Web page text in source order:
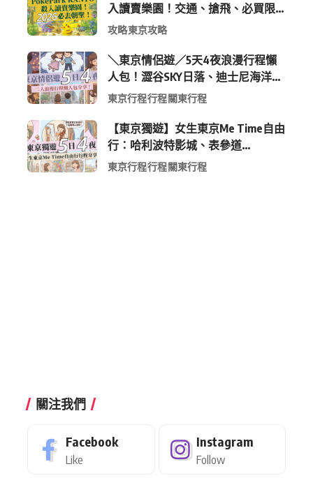
入讀賣樂園！交通、搶飛、必買限
定周邊全攻略
攻略東京攻略
＼東京情侶遊／5天4夜浪漫行程懶
人包！澀谷SKY日落、迪士尼海洋、
中目黑高質感咖啡廳全收錄
東京行程行程關東行程
【東京獨遊】女生東京Me Time自由
行：哈利波特影城、表參道
Shopping 與下北澤尋寶5日4夜慢活
東京行程行程關東行程
關注我們
Facebook
Like
Instagram
Follow